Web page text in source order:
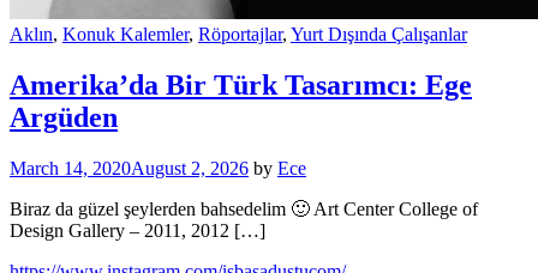
Aklın, Konuk Kalemler, Röportajlar, Yurt Dışında Çalışanlar
Amerika’da Bir Türk Tasarımcı: Ege
Argüden
March 14, 2020August 2, 2026 by Ece
Biraz da güzel şeylerden bahsedelim 🙂 Art Center College of
Design Gallery – 2011, 2012 […]